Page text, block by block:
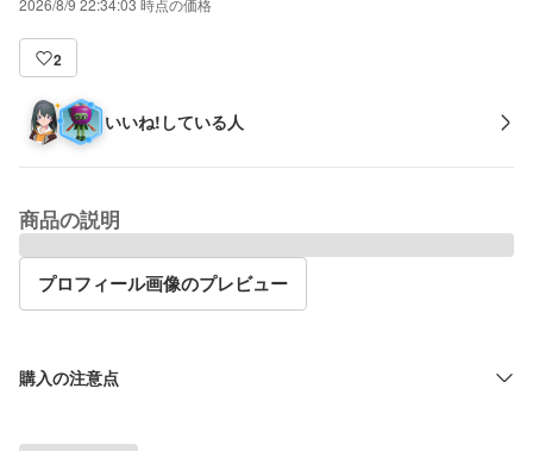
2026/8/9 22:34:03 時点の価格
2
いいね!している人
商品の説明
プロフィール画像のプレビュー
購入の注意点